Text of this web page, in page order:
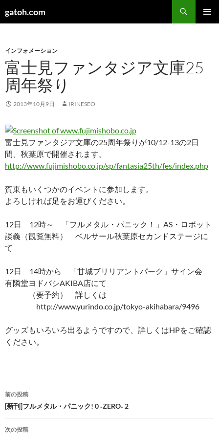
gatoh.com
索
ン
ツ
へ
ス
キ
ッ
インフォメーション
富士見ファンタジア文庫25
周年祭り
2013年10月9日 IRINESEO
富士見ファンタジア文庫の25周年祭りが10/12-13の2日
間、秋葉原で開催されます。
http://www.fujimishobo.co.jp/sp/fantasia25th/fes/index.php
賀東もいくつかのイベントに参加します。
よろしければ足をお運びください。
12日 12時～ 「フルメタル・パニック！」AS・ロボット
談義（観覧無料） ベルサール秋葉原セカンドステージに
て
12日 14時から 「甘城ブリリアントパーク」サイン会
有隣堂ヨドバシAKIBA店にて
（要予約） 詳しくは
http://www.yurindo.co.jp/tokyo-akihabara/9496
グッズもいろいろ出るようですので、詳しくはHPをご確認
ください。
投
稿
ナ
前の投稿
[新刊]フルメタル・パニック! 0 ‐ZERO‐ 2
次の投稿